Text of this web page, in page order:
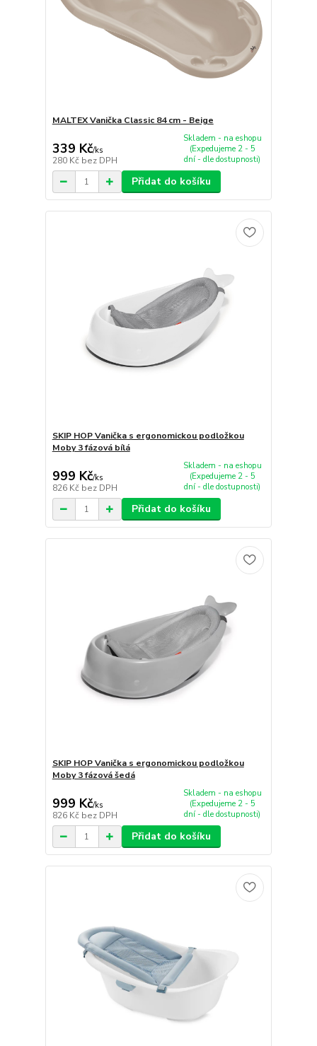
MALTEX Vanička Classic 84 cm - Beige
339 Kč/ks
280 Kč bez DPH
Skladem - na eshopu
(Expedujeme 2 - 5
dní - dle dostupnosti)
Přidat do košíku
SKIP HOP Vanička s ergonomickou podložkou
Moby 3 fázová bílá
999 Kč/ks
826 Kč bez DPH
Skladem - na eshopu
(Expedujeme 2 - 5
dní - dle dostupnosti)
Přidat do košíku
SKIP HOP Vanička s ergonomickou podložkou
Moby 3 fázová šedá
999 Kč/ks
826 Kč bez DPH
Skladem - na eshopu
(Expedujeme 2 - 5
dní - dle dostupnosti)
Přidat do košíku